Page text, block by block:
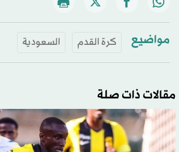
مواضيع كرة القدم السعودية
مقالات ذات صلة